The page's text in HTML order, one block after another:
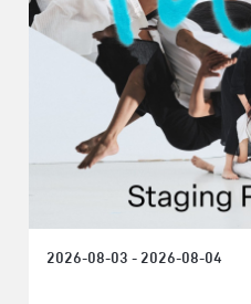
2026-08-03 - 2026-08-04